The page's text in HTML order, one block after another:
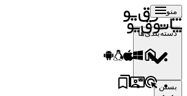
منو
دسته‌بندی‌ها
بستن